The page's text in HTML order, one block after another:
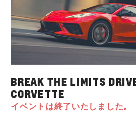
BREAK THE LIMITS
CORVETTE
イベントは終了いたしました。